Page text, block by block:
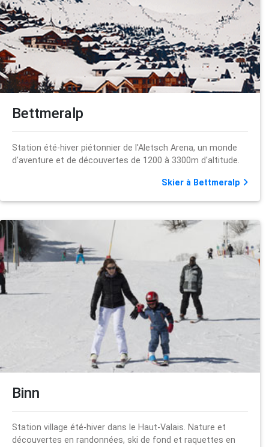
Bettmeralp
Station été-hiver piétonnier de l'Aletsch Arena, un monde
d'aventure et de découvertes de 1200 à 3300m d'altitude.
Skier à Bettmeralp
Binn
Station village été-hiver dans le Haut-Valais. Nature et
découvertes en randonnées, ski de fond et raquettes en